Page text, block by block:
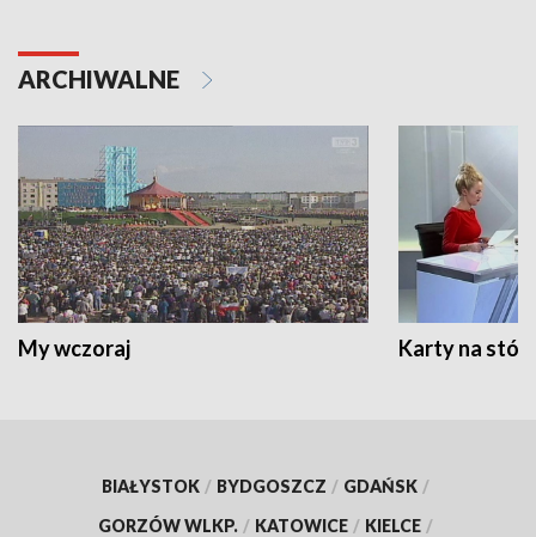
ARCHIWALNE
My wczoraj Karty na
BIAŁYSTOK / BYDGOSZCZ / GDAŃSK /
GORZÓW WLKP. / KATOWICE / KIELCE /